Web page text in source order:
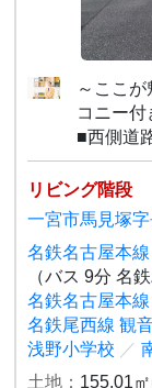
～ここ
コニー
■西側道
リビング階段
一宮市馬見塚字
名鉄名古屋本
（バス 9分 名
名鉄名古屋本
名鉄尾西線 観
浅野小学校 ／
土地： 155.01